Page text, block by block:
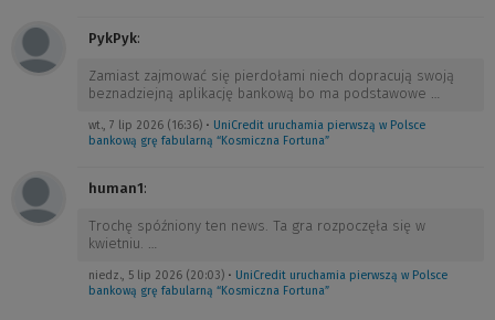
PykPyk:
Zamiast zajmować się pierdołami niech dopracują swoją
beznadziejną aplikację bankową bo ma podstawowe …
wt., 7 lip 2026 (16:36) • UniCredit uruchamia pierwszą w Polsce
bankową grę fabularną “Kosmiczna Fortuna”
human1:
Trochę spóźniony ten news. Ta gra rozpoczęła się w
kwietniu. …
niedz., 5 lip 2026 (20:03) • UniCredit uruchamia pierwszą w Polsce
bankową grę fabularną “Kosmiczna Fortuna”